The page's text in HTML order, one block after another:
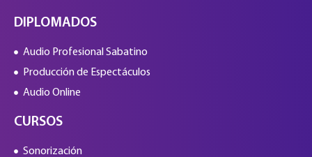
DIPLOMADOS
Audio Profesional Sabatino
Producción de Espectáculos
Audio Online
CURSOS
Sonorización